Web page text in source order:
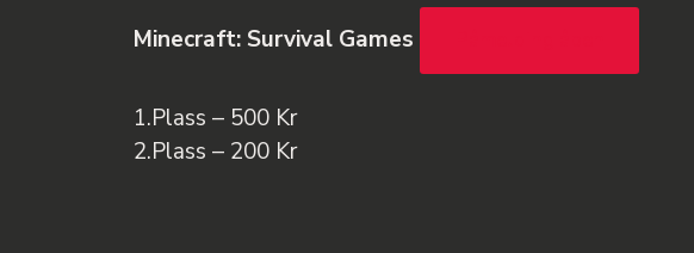
Minecraft: Survival Games
1.Plass – 500 Kr
2.Plass – 200 Kr